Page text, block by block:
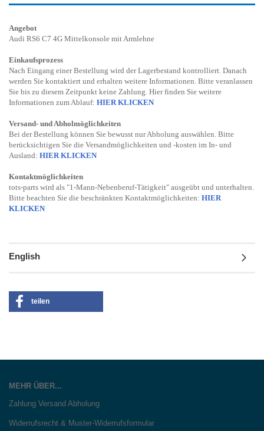
Angebot
Audi RS6 C7 4G Mittelkonsole mit Armlehne
Einkaufsprozess
Nach Eingang einer Bestellung wird der Lagerbestand kontrolliert. Danach
werden Sie kontaktiert und erhalten weitere Informationen. Bitte veranlassen
Sie bis zu diesem Zeitpunkt keine Zahlung. Hier finden Sie weitere
Informationen zum Ablauf: HIER KLICKEN
Versand- und Abholmöglichkeiten
Bei der Bestellung können Sie bewusst nur Abholung auswählen. Bitte
berücksichtigen Sie die Versandmöglichkeiten und -kosten im In- und
Ausland: HIER KLICKEN
Kontaktmöglichkeiten
tots-parts wird als "1-Mann-Nebenberuf-Tätigkeit" ausgeübt und unterhalten.
Bitte beachten Sie die beschränkten Kontaktmöglichkeiten: HIER
KLICKEN
English
teilen
MEHR ÜBER...
Zahlung Versand Abholung
Widerrufsrecht & Muster-Widerrufsformular